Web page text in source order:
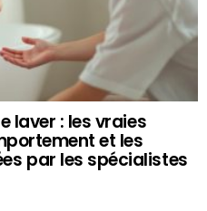
laver : les vraies
et les
par les spécialistes